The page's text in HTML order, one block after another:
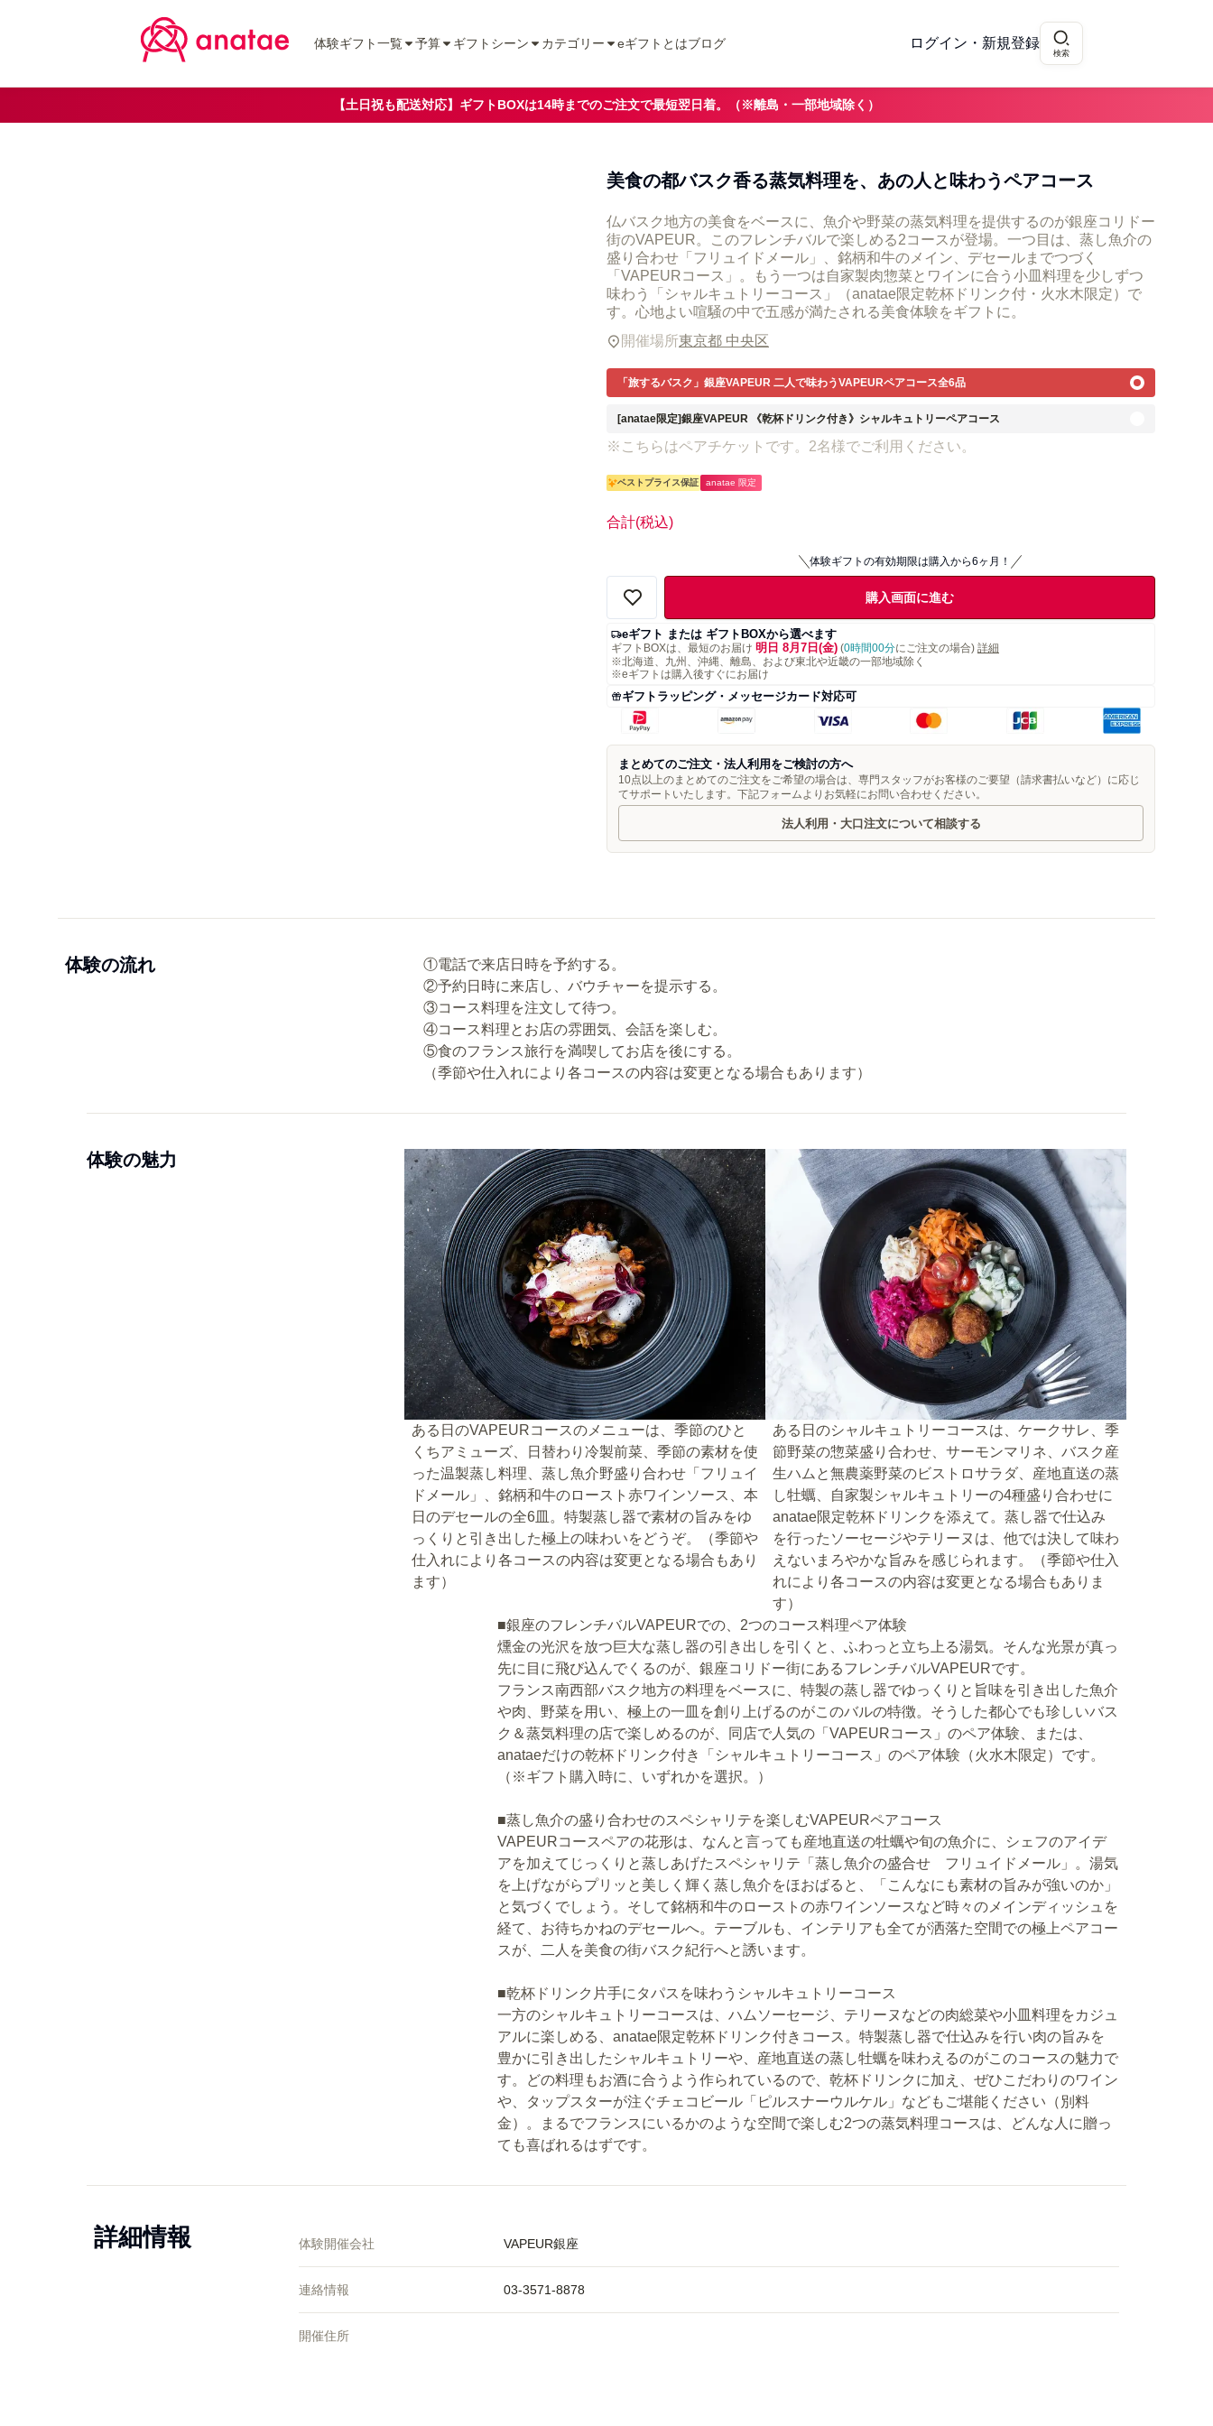
体験ギフト一覧 予算 ギフトシーン カテゴリー eギフトとはブログ ログイン・新規登録
検索
【土日祝も配送対応】ギフトBOXは14時までのご注文で最短翌日着。（※離島・一部地域除く）
美食の都バスク香る蒸気料理を、あの人と味わうペアコース
仏バスク地方の美食をベースに、魚介や野菜の蒸気料理を提供するのが銀座コリドー
街のVAPEUR。このフレンチバルで楽しめる2コースが登場。一つ目は、蒸し魚介の
盛り合わせ「フリュイドメール」、銘柄和牛のメイン、デセールまでつづく
「VAPEURコース」。もう一つは自家製肉惣菜とワインに合う小皿料理を少しずつ
味わう「シャルキュトリーコース」（anatae限定乾杯ドリンク付・火水木限定）で
す。心地よい喧騒の中で五感が満たされる美食体験をギフトに。
開催場所東京都 中央区
「旅するバスク」銀座VAPEUR 二人で味わうVAPEURペアコース全6品
[anatae限定]銀座VAPEUR 《乾杯ドリンク付き》シャルキュトリーペアコース
※こちらはペアチケットです。2名様でご利用ください。
ベストプライス保証 anatae 限定
合計(税込)
体験ギフトの有効期限は購入から6ヶ月！
購入画面に進む
eギフト または ギフトBOXから選べます
ギフトBOXは、最短のお届け 明日 8月7日(金) (0時間00分にご注文の場合) 詳細
※北海道、九州、沖縄、離島、および東北や近畿の一部地域除く
※eギフトは購入後すぐにお届け
ギフトラッピング・メッセージカード対応可
まとめてのご注文・法人利用をご検討の方へ
10点以上のまとめてのご注文をご希望の場合は、専門スタッフがお客様のご要望（請求書払いなど）に応じ
てサポートいたします。下記フォームよりお気軽にお問い合わせください。
法人利用・大口注文について相談する
体験の流れ
①電話で来店日時を予約する。
②予約日時に来店し、バウチャーを提示する。
③コース料理を注文して待つ。
④コース料理とお店の雰囲気、会話を楽しむ。
⑤食のフランス旅行を満喫してお店を後にする。
（季節や仕入れにより各コースの内容は変更となる場合もあります）
体験の魅力
ある日のVAPEURコースのメニューは、季節のひと
くちアミューズ、日替わり冷製前菜、季節の素材を使
った温製蒸し料理、蒸し魚介野盛り合わせ「フリュイ
ドメール」、銘柄和牛のロースト赤ワインソース、本
日のデセールの全6皿。特製蒸し器で素材の旨みをゆ
っくりと引き出した極上の味わいをどうぞ。（季節や
仕入れにより各コースの内容は変更となる場合もあり
ます）
ある日のシャルキュトリーコースは、ケークサレ、季
節野菜の惣菜盛り合わせ、サーモンマリネ、バスク産
生ハムと無農薬野菜のビストロサラダ、産地直送の蒸
し牡蠣、自家製シャルキュトリーの4種盛り合わせに
anatae限定乾杯ドリンクを添えて。蒸し器で仕込み
を行ったソーセージやテリーヌは、他では決して味わ
えないまろやかな旨みを感じられます。（季節や仕入
れにより各コースの内容は変更となる場合もありま
す）
■銀座のフレンチバルVAPEURでの、2つのコース料理ペア体験
燻金の光沢を放つ巨大な蒸し器の引き出しを引くと、ふわっと立ち上る湯気。そんな光景が真っ
先に目に飛び込んでくるのが、銀座コリドー街にあるフレンチバルVAPEURです。
フランス南西部バスク地方の料理をベースに、特製の蒸し器でゆっくりと旨味を引き出した魚介
や肉、野菜を用い、極上の一皿を創り上げるのがこのバルの特徴。そうした都心でも珍しいバス
ク＆蒸気料理の店で楽しめるのが、同店で人気の「VAPEURコース」のペア体験、または、
anataeだけの乾杯ドリンク付き「シャルキュトリーコース」のペア体験（火水木限定）です。
（※ギフト購入時に、いずれかを選択。）
■蒸し魚介の盛り合わせのスペシャリテを楽しむVAPEURペアコース
VAPEURコースペアの花形は、なんと言っても産地直送の牡蠣や旬の魚介に、シェフのアイデ
アを加えてじっくりと蒸しあげたスペシャリテ「蒸し魚介の盛合せ フリュイドメール」。湯気
を上げながらプリッと美しく輝く蒸し魚介をほおばると、「こんなにも素材の旨みが強いのか」
と気づくでしょう。そして銘柄和牛のローストの赤ワインソースなど時々のメインディッシュを
経て、お待ちかねのデセールへ。テーブルも、インテリアも全てが洒落た空間での極上ペアコー
スが、二人を美食の街バスク紀行へと誘います。
■乾杯ドリンク片手にタパスを味わうシャルキュトリーコース
一方のシャルキュトリーコースは、ハムソーセージ、テリーヌなどの肉総菜や小皿料理をカジュ
アルに楽しめる、anatae限定乾杯ドリンク付きコース。特製蒸し器で仕込みを行い肉の旨みを
豊かに引き出したシャルキュトリーや、産地直送の蒸し牡蠣を味わえるのがこのコースの魅力で
す。どの料理もお酒に合うよう作られているので、乾杯ドリンクに加え、ぜひこだわりのワイン
や、タップスターが注ぐチェコビール「ピルスナーウルケル」などもご堪能ください（別料
金）。まるでフランスにいるかのような空間で楽しむ2つの蒸気料理コースは、どんな人に贈っ
ても喜ばれるはずです。
詳細情報 体験開催会社 VAPEUR銀座
連絡情報 03-3571-8878
開催住所